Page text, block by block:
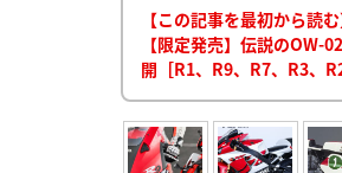
【この記事を最初から読む
【限定発売】伝説のOW-
開［R1、R9、R7、R3、